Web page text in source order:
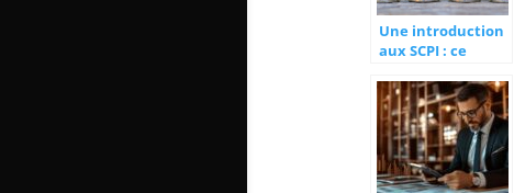
Une introduction
aux SCPI : ce
comment elles
fonctionnent